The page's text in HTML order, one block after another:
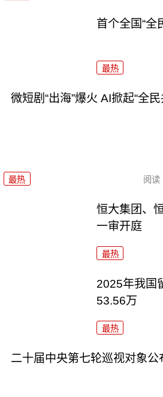
首个全国“全
最热
微短剧“出海”爆火 AI掀起“全
最热 阅读
恒大集团、
一审开庭
最热
2025年我国
53.56万
最热
二十届中央第七轮巡视对象公